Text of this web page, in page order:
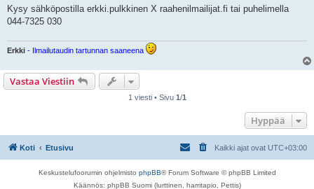
i
Kysy sähköpostilla erkki.pulkkinen X raahenilmailijat.fi tai puhelimella
044-7325 030
Erkki - Ilmailutaudin tartunnan saaneena
Vastaa Viestiin
1 viesti • Sivu 1/1
Hyppää
Koti Etusivu Kaikki ajat ovat UTC+03:00
Keskustelufoorumin ohjelmisto phpBB® Forum Software © phpBB Limited
Käännös: phpBB Suomi (lurttinen, harritapio, Pettis)